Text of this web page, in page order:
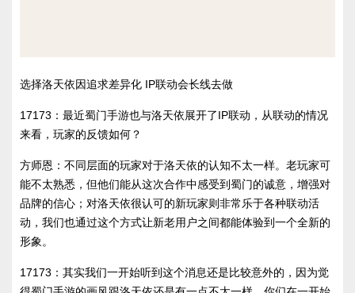
选择洛天依因追求差异化 IP联动会长线去做
17173：最近蜀门手游也与洛天依展开了IP联动，从联动的情况
来看，玩家的反馈如何？
方师恩：不同层面的玩家对于洛天依的认知不太一样。老玩家可
能不太熟悉，但他们能从这次合作中感受到蜀门的诚意，增强对
品牌的信心；对洛天依很认可的新玩家则非常乐于各种联动活
动，我们也通过这个方式让新老用户之间都能体验到一个全新的
形象。
17173：其实我们一开始听到这个消息还是比较意外的，因为觉